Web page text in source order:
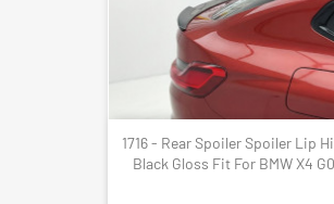
1716 - Rear Spoiler Spoiler Lip
Black Gloss Fit For BMW X4